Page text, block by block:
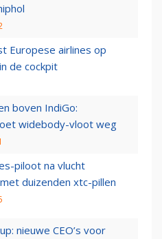
Europese airlines op
de cockpit
boven IndiGo:
widebody-vloot weg
piloot na vlucht
duizenden xtc-pillen
nieuwe CEO’s voor